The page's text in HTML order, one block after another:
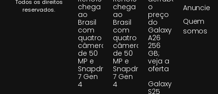
Todos os direitos
reservados.
chega
ao
Brasil
com
quatro
câmeras
de 50
MP e
Snapdragon
7 Gen
4
chega
ao
Brasil
com
quatro
câmeras
de 50
MP e
Snapdragon
7 Gen
4
o
preço
do
Galaxy
A26
256
GB;
veja a
oferta
Galaxy
S25
Anuncie
Quem
somos